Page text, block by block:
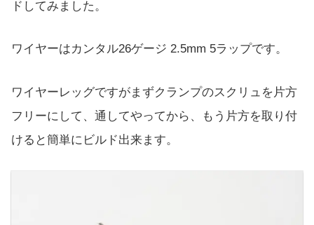
ドしてみました。
ワイヤーはカンタル26ゲージ 2.5mm 5ラップです。
ワイヤーレッグですがまずクランプのスクリュを片方
フリーにして、通してやってから、もう片方を取り付
けると簡単にビルド出来ます。